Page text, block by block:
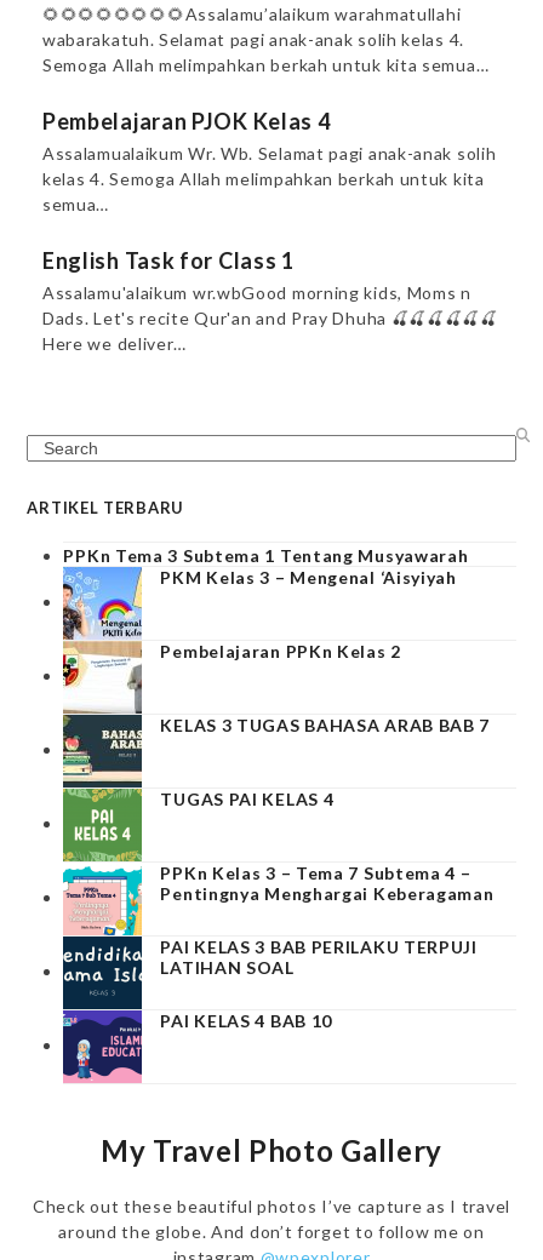
🌻🌻🌻🌻🌻🌻🌻🌻Assalamu’alaikum warahmatullahi
wabarakatuh. Selamat pagi anak-anak solih kelas 4.
Semoga Allah melimpahkan berkah untuk kita semua…
Pembelajaran PJOK Kelas 4
Assalamualaikum Wr. Wb. Selamat pagi anak-anak solih
kelas 4. Semoga Allah melimpahkan berkah untuk kita
semua…
English Task for Class 1
Assalamu'alaikum wr.wbGood morning kids, Moms n
Dads. Let's recite Qur'an and Pray Dhuha 🍒🍒🍒🍒🍒🍒
Here we deliver…
Search
ARTIKEL TERBARU
PPKn Tema 3 Subtema 1 Tentang Musyawarah
PKM Kelas 3 – Mengenal ‘Aisyiyah
Pembelajaran PPKn Kelas 2
KELAS 3 TUGAS BAHASA ARAB BAB 7
TUGAS PAI KELAS 4
PPKn Kelas 3 – Tema 7 Subtema 4 –
Pentingnya Menghargai Keberagaman
PAI KELAS 3 BAB PERILAKU TERPUJI
LATIHAN SOAL
PAI KELAS 4 BAB 10
My Travel Photo Gallery
Check out these beautiful photos I’ve capture as I travel
around the globe. And don’t forget to follow me on